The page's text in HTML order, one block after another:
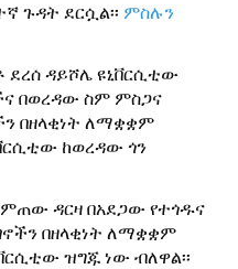
ጉዳት ደርሷል፡፡ ምስሉን
ደረሰ ዳይሾሌ ዩኒቨርሲቲው
በወረዳው ስም ምስጋና
በዘላቂነት ለማቋቋም
ከወረዳው ጎን
ዳርዛ በአደጋው የተጎዱና
በዘላቂነት ለማቋቋም
ዝግጁ ነው ብለዋል፡፡